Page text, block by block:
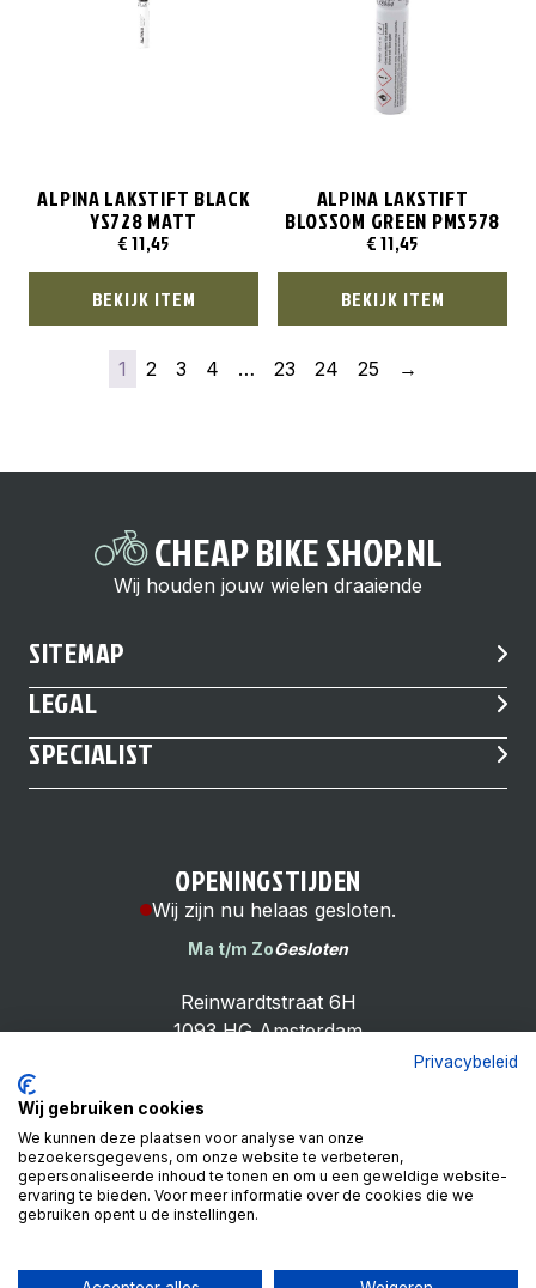
ALPINA LAKSTIFT BLACK
YS728 MATT
€11,45
BEKIJK ITEM
ALPINA LAKSTIFT
BLOSSOM GREEN PMS578
€11,45
BEKIJK ITEM
1 2 3 4 … 23 24 25 →
CHEAP BIKE SHOP.NL
Wij houden jouw wielen draaiende
SITEMAP
LEGAL
SPECIALIST
Cheap Bike Shop
4.9
Based on 99 reviews
Review ons op
OPENINGSTIJDEN
Wij zijn nu helaas gesloten.
Ma t/m ZoGesloten
Reinwardtstraat 6H
1093 HG Amsterdam
Privacybeleid
Wij gebruiken cookies
We kunnen deze plaatsen voor analyse van onze
bezoekersgegevens, om onze website te verbeteren,
gepersonaliseerde inhoud te tonen en om u een geweldige website-
ervaring te bieden. Voor meer informatie over de cookies die we
gebruiken opent u de instellingen.